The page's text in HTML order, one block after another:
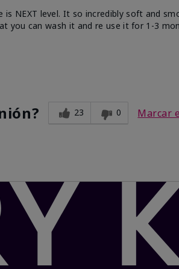
NEXT level. It so incredibly soft and
you can wash it and re use it for 1-3
23 0 Marcar